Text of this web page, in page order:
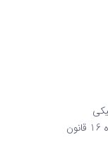
درخصوص انواع الگوهای صورتحساب الکترونیکی ، نظر به آنکه سایر اشخاص حقوقی به جز اشخاص حقوقی موضوع ماده 16 قانون